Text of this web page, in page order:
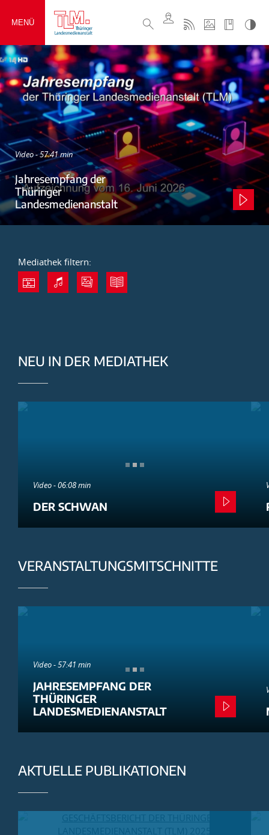
MENÜ
Video - 57:41 min
Jahresempfang der
Thüringer
Landesmedienanstalt
Mediathek filtern:
NEU IN DER MEDIATHEK
Video - 06:08 min
DER SCHWAN
VERANSTALTUNGSMITSCHNITTE
Video - 57:41 min
JAHRESEMPFANG DER
THÜRINGER
LANDESMEDIENANSTALT
AKTUELLE PUBLIKATIONEN